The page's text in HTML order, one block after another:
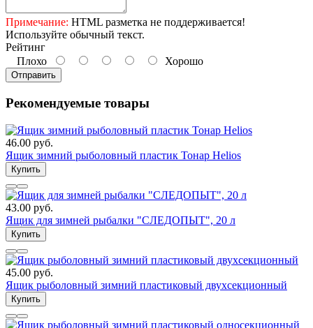
Примечание: HTML разметка не поддерживается!
Используйте обычный текст.
Рейтинг
Плохо
Хорошо
Отправить
Рекомендуемые товары
46.00 руб.
Ящик зимний рыболовный пластик Тонар Helios
Купить
43.00 руб.
Ящик для зимней рыбалки "СЛЕДОПЫТ", 20 л
Купить
45.00 руб.
Ящик рыболовный зимний пластиковый двухсекционный
Купить